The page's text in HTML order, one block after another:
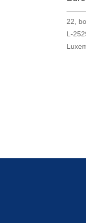
22,
L-